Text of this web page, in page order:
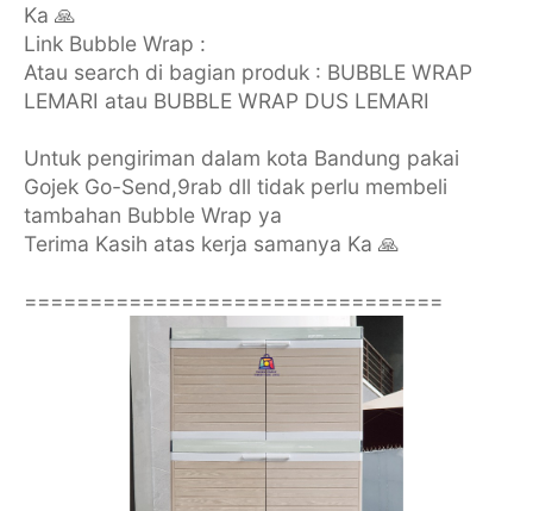
Ka 🙏
Link Bubble Wrap :
Atau search di bagian produk : BUBBLE WRAP
LEMARI atau BUBBLE WRAP DUS LEMARI
Untuk pengiriman dalam kota Bandung pakai
Gojek Go-Send,9rab dll tidak perlu membeli
tambahan Bubble Wrap ya
Terima Kasih atas kerja samanya Ka 🙏
================================